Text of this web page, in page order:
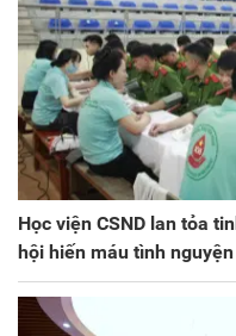
Học viện CSND lan tỏa
hội hiến máu tình nguyện